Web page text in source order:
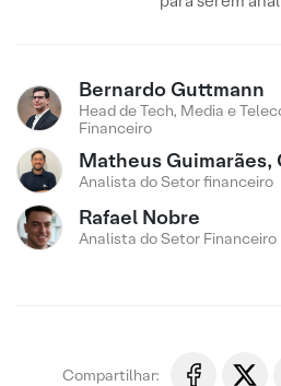
Bernardo Guttmann
Head de Tech, Media e
Financeiro
Matheus Guimarães,
Analista do Setor financeiro
Rafael Nobre
Analista do Setor Financeiro
Compartilhar: